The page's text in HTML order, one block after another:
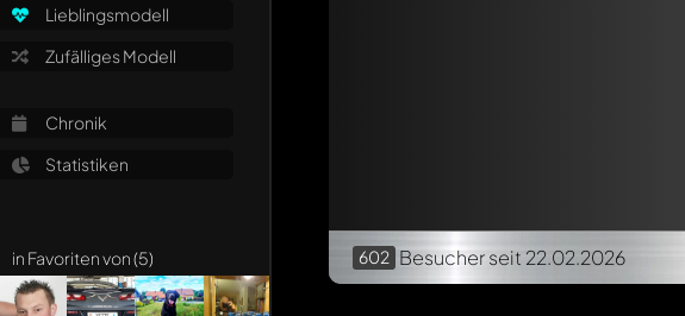
Lieblingsmodell
Zufälliges Modell
Chronik
Statistiken
in Favoriten von (5) 602 Besucherseit 22.02.2026